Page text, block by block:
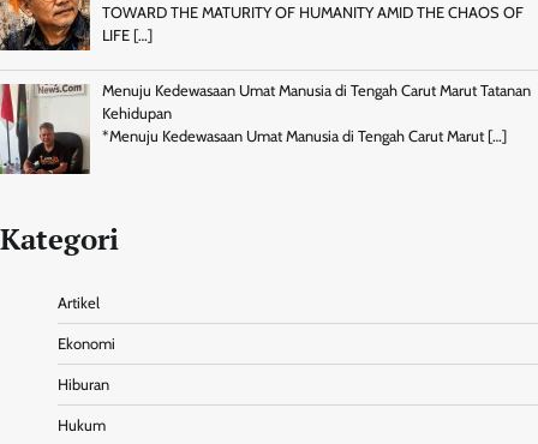
TOWARD THE MATURITY OF HUMANITY AMID THE CHAOS OF
LIFE […]
Menuju Kedewasaan Umat Manusia di Tengah Carut Marut Tatanan
Kehidupan
*Menuju Kedewasaan Umat Manusia di Tengah Carut Marut […]
Kategori
Artikel
Ekonomi
Hiburan
Hukum